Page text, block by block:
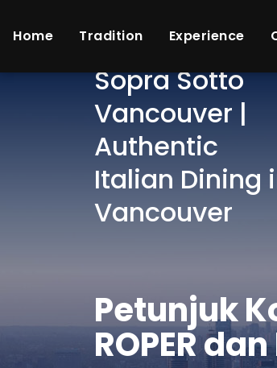
Sopra Sotto
Vancouver |
Authentic
Italian Dining
Vancouver
Home Tradition Experience
Petunjuk
ROPER